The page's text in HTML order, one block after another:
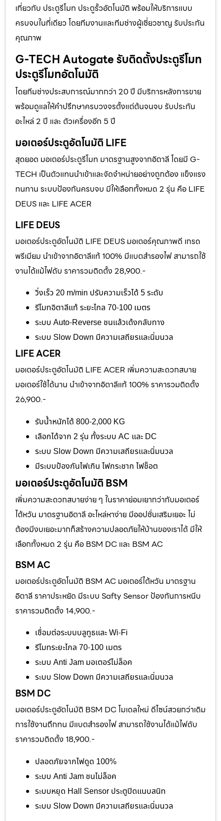
เกี่ยวกับ ประตูรีโมท ประตูรั้วอัตโนมัติ พร้อมให้บริการแบบ
ครบจบในที่เดียว โดยทีมงานและทีมช่างผู้เชี่ยวชาญ รับประกัน
คุณภาพ
G-TECH Autogate รับติดตั้งประตูรีโมท
ประตูรีโมทอัตโนมัติ
โดยทีมช่างประสบการณ์มากกว่า 20 ปี มีบริการหลังการขาย
พร้อมดูแลให้คำปรึกษาครบวงจรตั้งแต่ต้นจนจบ รับประกัน
อะไหล่ 2 ปี และ ตัวเครื่องอีก 5 ปี
มอเตอร์ประตูอัตโนมัติ LIFE
สุดยอด มอเตอร์ประตูรีโมท มาตรฐานสูงจากอิตาลี โดยมี G-
TECH เป็นตัวแทนนำเข้าและจัดจำหน่ายอย่างถูกต้อง แข็งแรง
ทนทาน ระบบป้องกันครบจบ มีให้เลือกทั้งหมด 2 รุ่น คือ LIFE
DEUS และ LIFE ACER
LIFE DEUS
มอเตอร์ประตูอัตโนมัติ LIFE DEUS มอเตอร์คุณภาพดี เกรด
พรีเมียม นำเข้าจากอิตาลีแท้ 100% มีแบตสำรองไฟ สามารถใช้
งานได้แม้ไฟดับ ราคารวมติดตั้ง 28,900.-
วิ่งเร็ว 20 m/min ปรับความเร็วได้ 5 ระดับ
รีโมทอิตาลีแท้ ระยะไกล 70-100 เมตร
ระบบ Auto-Reverse ชนแล้วเด้งกลับทาง
ระบบ Slow Down มีความเสถียรและนิ่มนวล
LIFE ACER
มอเตอร์ประตูอัตโนมัติ LIFE ACER เพิ่มความสะดวกสบาย
มอเตอร์ใช้ได้นาน นำเข้าจากอิตาลีแท้ 100% ราคารวมติดตั้ง
26,900.-
รับน้ำหนักได้ 800-2,000 KG
เลือกได้จาก 2 รุ่น ทั้งระบบ AC และ DC
ระบบ Slow Down มีความเสถียรและนิ่มนวล
มีระบบป้องกันไฟเกิน ไฟกระชาก ไฟช็อต
มอเตอร์ประตูอัตโนมัติ BSM
เพิ่มความสะดวกสบายง่าย ๆ ในราคาย่อมเยากว่ากับมอเตอร์
ไต้หวัน มาตรฐานอิตาลี อะไหล่หาง่าย มีออปชั่นเสริมเยอะ ไม่
ต้องมีงบเยอะมากก็สร้างความปลอดภัยให้บ้านของเราได้ มีให้
เลือกทั้งหมด 2 รุ่น คือ BSM DC และ BSM AC
BSM AC
มอเตอร์ประตูอัตโนมัติ BSM AC มอเตอร์ไต้หวัน มาตรฐาน
อิตาลี ราคาประหยัด มีระบบ Safty Sensor ป้องกันการหนีบ
ราคารวมติดตั้ง 14,900.-
เชื่อมต่อระบบบลูทูธและ Wi-Fi
รีโมทระยะไกล 70-100 เมตร
ระบบ Anti Jam มอเตอร์ไม่ล็อค
ระบบ Slow Down มีความเสถียรและนิ่มนวล
BSM DC
มอเตอร์ประตูอัตโนมัติ BSM DC โมเดลใหม่ ดีไซน์สวยกว่าเดิม
การใช้งานถึกทน มีแบตสำรองไฟ สามารถใช้งานได้แม้ไฟดับ
ราคารวมติดตั้ง 18,900.-
ปลอดภัยจากไฟดูด 100%
ระบบ Anti Jam ชนไม่ล็อค
ระบบหยุด Hall Sensor ประตูปิดแนบสนิท
ระบบ Slow Down มีความเสถียรและนิ่มนวล